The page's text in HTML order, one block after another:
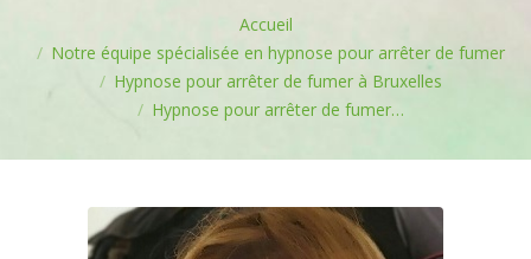
Accueil
Notre équipe spécialisée en hypnose pour arrêter de fumer
Hypnose pour arrêter de fumer à Bruxelles
Hypnose pour arrêter de fumer…